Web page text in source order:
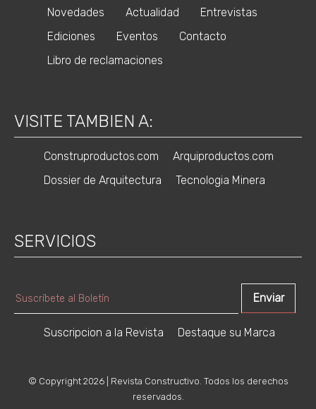
Novedades
Actualidad
Entrevistas
Ediciones
Eventos
Contacto
Libro de reclamaciones
VISITE TAMBIEN A:
Construproductos.com
Arquiproductos.com
Dossier de Arquitectura
Tecnologia Minera
SERVICIOS
Suscripcion a la Revista Destaque su Marca
© Copyright 2026 | Revista Constructivo. Todos los derechos
reservados.